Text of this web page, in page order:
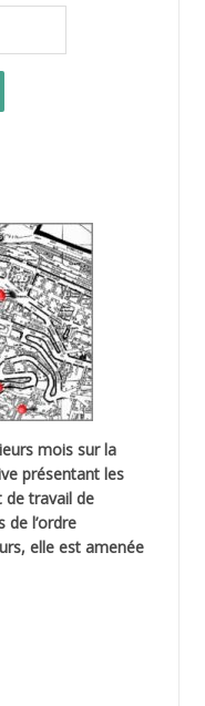
mois sur la
présentant les
de travail de
de l’ordre
elle est amenée